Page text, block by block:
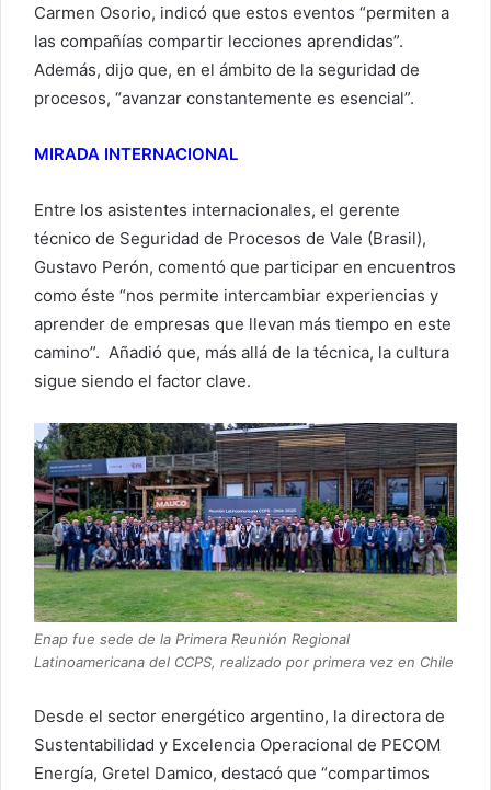
Carmen Osorio, indicó que estos eventos “permiten a
las compañías compartir lecciones aprendidas”.
Además, dijo que, en el ámbito de la seguridad de
procesos, “avanzar constantemente es esencial”.
MIRADA INTERNACIONAL
Entre los asistentes internacionales, el gerente
técnico de Seguridad de Procesos de Vale (Brasil),
Gustavo Perón, comentó que participar en encuentros
como éste “nos permite intercambiar experiencias y
aprender de empresas que llevan más tiempo en este
camino”. Añadió que, más allá de la técnica, la cultura
sigue siendo el factor clave.
Enap fue sede de la Primera Reunión Regional
Latinoamericana del CCPS, realizado por primera vez en Chile
Desde el sector energético argentino, la directora de
Sustentabilidad y Excelencia Operacional de PECOM
Energía, Gretel Damico, destacó que “compartimos